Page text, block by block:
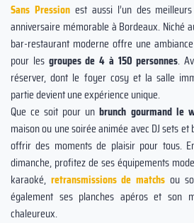
Sans Pressionest aussi l’un des
anniversaire mémorable à Bordeaux. Niché
bar-restaurant moderne offre une
pour les groupes de 4 à 150 personnes.
réserver, dont le foyer cosy et la salle
partie devient une expérience unique.
Que ce soit pour un brunch gourmand le
maison ou une soirée animée avec DJ sets
offrir des moments de plaisir pour tous.
dimanche, profitez de ses équipements
karaoké, retransmissions de matchs ou
également ses planches apéros et son
chaleureux.